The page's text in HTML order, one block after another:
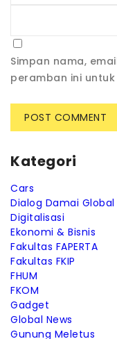
Kategori
Cars
Dialog Damai Global
Digitalisasi
Ekonomi & Bisnis
Fakultas FAPERTA
Fakultas FKIP
FHUM
FKOM
Gadget
Global News
Gunung Meletus
Simpan nama,
peramban ini